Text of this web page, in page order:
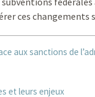
ces changements
aux sanctions de
et leurs enjeux